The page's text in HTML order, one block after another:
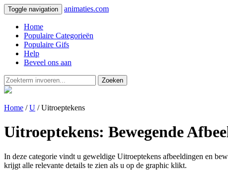
Toggle navigation animaties.com
Home
Populaire Categorieën
Populaire Gifs
Help
Beveel ons aan
Zoeken
Home /U / Uitroeptekens
Uitroeptekens: Bewegende
In deze categorie vindt u geweldige Uitroeptekens afbeeldingen en
krijgt alle relevante details te zien als u op de graphic klikt.